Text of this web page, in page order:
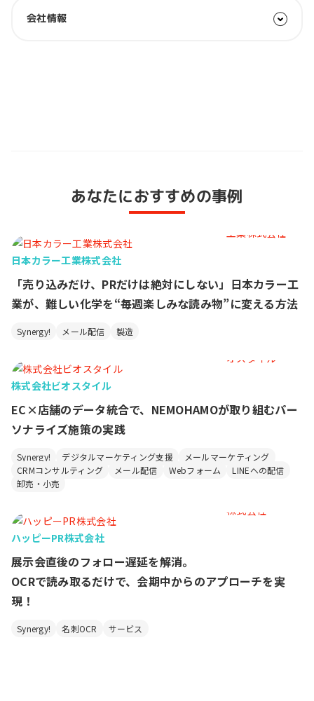
会社情報
あなたにおすすめの事例
日本カラー工業株式会社
「売り込みだけ、PRだけは絶対にしない」日本カラー工
業が、難しい化学を“毎週楽しみな読み物”に変える方法
Synergy! メール配信 製造
株式会社ビオスタイル
EC×店舗のデータ統合で、NEMOHAMOが取り組むパー
ソナライズ施策の実践
Synergy! デジタルマーケティング支援
メールマーケティング
CRMコンサルティング
メール配信 Webフォーム
LINEへの配信
卸売・小売
ハッピーPR株式会社
展示会直後のフォロー遅延を解消。
OCRで読み取るだけで、会期中からのアプローチを実
現！
Synergy! 名刺OCR サービス